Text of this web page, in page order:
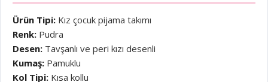
Ürün Tipi: Kız çocuk pijama takımı
Renk: Pudra
Desen: Tavşanlı ve peri kızı desenli
Kumaş: Pamuklu
Kol Tipi: Kısa kollu